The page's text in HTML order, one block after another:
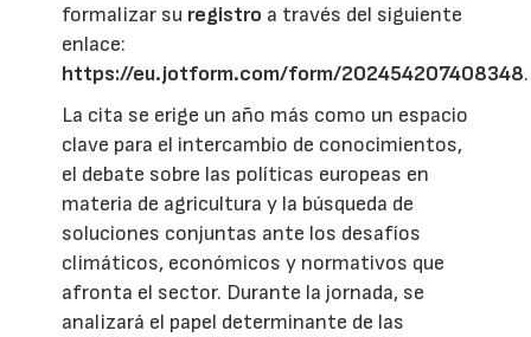
formalizar su registro a través del siguiente
enlace:
https://eu.jotform.com/form/202454207408348.
La cita se erige un año más como un espacio
clave para el intercambio de conocimientos,
el debate sobre las políticas europeas en
materia de agricultura y la búsqueda de
soluciones conjuntas ante los desafíos
climáticos, económicos y normativos que
afronta el sector. Durante la jornada, se
analizará el papel determinante de las